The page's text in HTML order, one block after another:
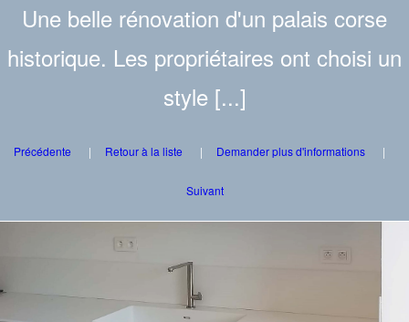
Une belle rénovation d'un palais corse
historique. Les propriétaires ont choisi un
style [...]
Précédente Retour à la liste Demander plus d'informations
Suivant